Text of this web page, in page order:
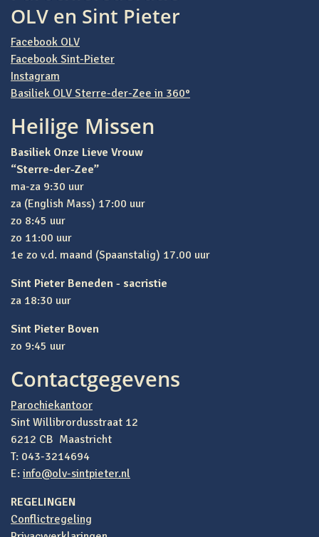
OLV en Sint Pieter
Facebook OLV
Facebook Sint-Pieter
Instagram
Basiliek OLV Sterre-der-Zee in 360°
Heilige Missen
Basiliek Onze Lieve Vrouw
“Sterre-der-Zee”
ma-za 9:30 uur
za (English Mass) 17:00 uur
zo 8:45 uur
zo 11:00 uur
1e zo v.d. maand (Spaanstalig) 17.00 uur
Sint Pieter Beneden - sacristie
za 18:30 uur
Sint Pieter Boven
zo 9:45 uur
Contactgegevens
Parochiekantoor
Sint Willibrordusstraat 12
6212 CB Maastricht
T: 043-3214694
E: info@olv-sintpieter.nl
REGELINGEN
Conflictregeling